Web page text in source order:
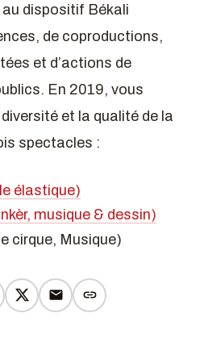
dispositif Békali
de coproductions,
et d’actions de
En 2019, vous
et la qualité de la
spectacles :
élastique)
musique & dessin)
cirque, Musique)